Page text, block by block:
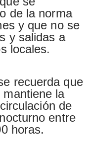
de la norma
y que no se
y salidas a
locales.
recuerda que
mantiene la
de
entre
horas.